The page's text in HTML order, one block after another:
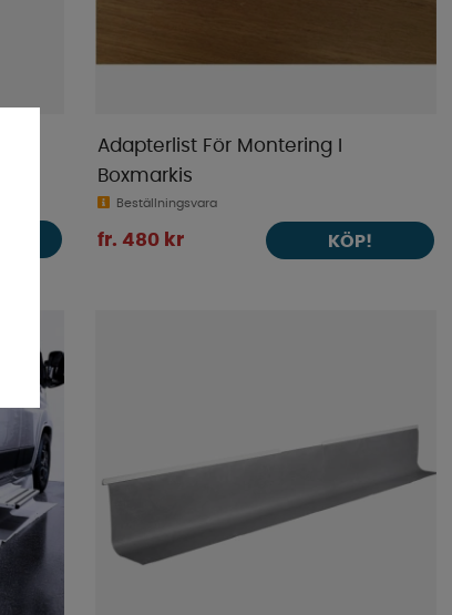
Adapterlist För Montering I
Boxmarkis
Beställningsvara
fr. 480 kr KÖP!